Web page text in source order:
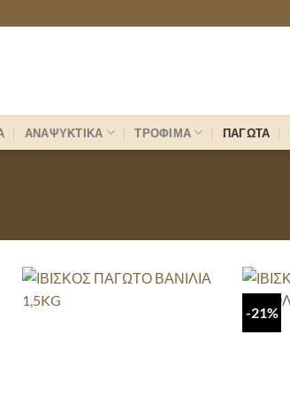
ΑΝΑΨΥΚΤΙΚΑ ΤΡΟΦΙΜΑ ΠΑΓΩΤΑ
-21%